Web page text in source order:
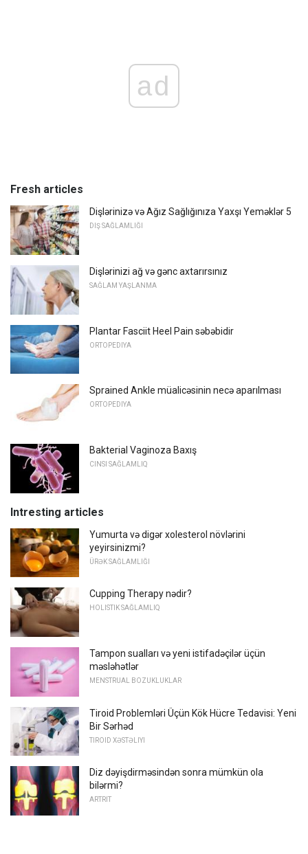
ad
Fresh articles
Dişlərinizə və Ağız Sağlığınıza Yaxşı Yeməklər 5
DIŞ SAĞLAMLIĞI
Dişlərinizi ağ və gənc axtarırsınız
SAĞLAM YAŞLANMA
Plantar Fasciit Heel Pain səbəbidir
ORTOPEDIYA
Sprained Ankle müalicəsinin necə aparılması
ORTOPEDIYA
Bakterial Vaginoza Baxış
CINSI SAĞLAMLIQ
Intresting articles
Yumurta və digər xolesterol növlərini
yeyirsinizmi?
ÜRƏK SAĞLAMLIĞI
Cupping Therapy nədir?
HOLISTIK SAĞLAMLIQ
Tampon sualları və yeni istifadəçilər üçün
məsləhətlər
MENSTRUAL BOZUKLUKLAR
Tiroid Problemləri Üçün Kök Hücre Tedavisi: Yeni
Bir Sərhəd
TIROID XƏSTƏLIYI
Diz dəyişdirməsindən sonra mümkün ola
bilərmi?
ARTRIT